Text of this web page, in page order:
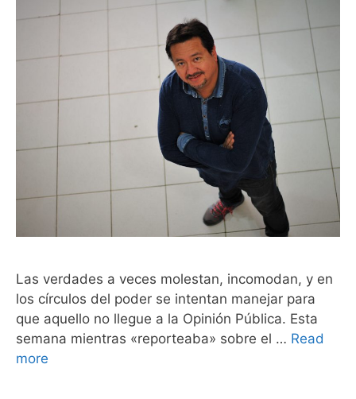
Las verdades a veces molestan, incomodan, y en
los círculos del poder se intentan manejar para
que aquello no llegue a la Opinión Pública. Esta
semana mientras «reporteaba» sobre el … Read
more